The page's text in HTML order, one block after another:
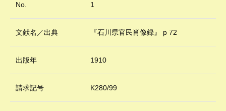
No. 1
文献名／出典 『石川県官民肖像録』 p 72
出版年 1910
請求記号 K280/99